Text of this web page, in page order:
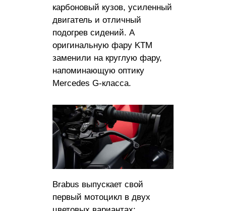
карбоновый кузов, усиленный
двигатель и отличный
подогрев сидений. А
оригинальную фару KTM
заменили на круглую фару,
напоминающую оптику
Mercedes G-класса.
Brabus выпускает свой
первый мотоцикл в двух